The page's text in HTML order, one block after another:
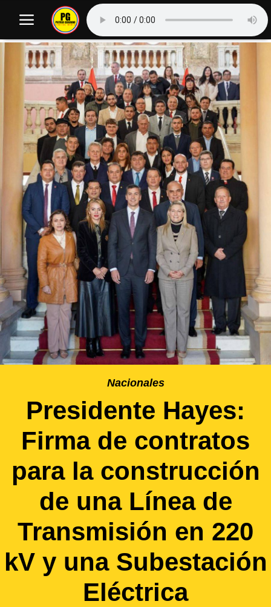
Nacionales
Presidente Hayes:
Firma de contratos
para la construcción
de una Línea de
Transmisión en 220
kV y una Subestación
Eléctrica